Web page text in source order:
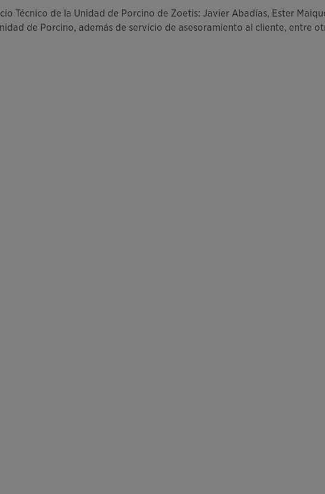
Técnico de la Unidad de Porcino de Zoetis: Javier Abadías, Ester
de Porcino, además de servicio de asesoramiento al cliente, entre